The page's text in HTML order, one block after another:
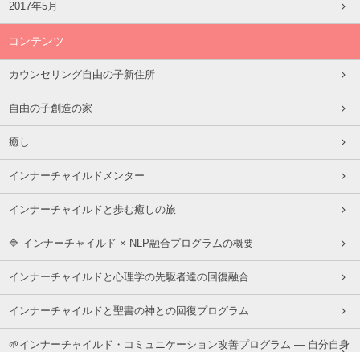
2017年5月
コンテンツ
カウンセリング自由の子新住所
自由の子創造の家
癒し
インナーチャイルドメンター
インナーチャイルドと歩む癒しの旅
🔷 インナーチャイルド × NLP融合プログラムの概要
インナーチャイルドと心理学の先駆者達の回復融合
インナーチャイルドと聖書の神との回復プログラム
🌱インナーチャイルド・コミュニケーション改善プログラム ― 自分自身